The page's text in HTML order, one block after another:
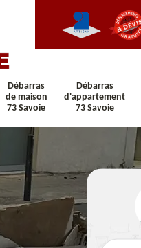
Débarras
de maison
73 Savoie
Débarras
d'appartement
73 Savoie
Débarras de maison 73
Savoie